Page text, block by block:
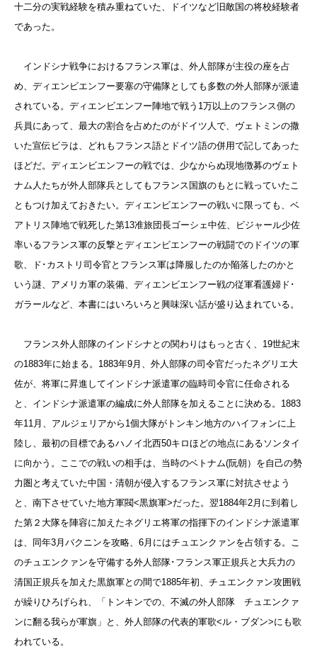
十二分の実戦経験を積み重ねていた、ドイツなど旧敵国の将校経験者
であった。
インドシナ戦争におけるフランス軍は、外人部隊が主役の座を占
め、ディエンビエンフー要塞の守備隊としても多数の外人部隊が派遣
されている。ディエンビエンフー陣地で戦う1万以上のフランス側の
兵員にあって、最大の割合を占めたのがドイツ人で、ヴェトミンの撒
いた宣伝ビラは、どれもフランス語とドイツ語の併用で記してあった
ほどだ。ディエンビエンフーの戦では、少なからぬ現地徴募のヴェト
ナム人たちが外人部隊兵としてもフランス国旗のもとに戦っていたこ
ともつけ加えておきたい。ディエンビエンフーの戦いに限っても、ベ
アトリス陣地で戦死した第13准旅団長ゴーシェ中佐、ビジャール少佐
率いるフランス軍の反撃とディエンビエンフーの戦闘でのドイツの軍
歌、ド･カストリ司令官とフランス軍は降服したのか陥落したのかと
いう謎、アメリカ軍の装備、ディエンビエンフー戦の従軍看護婦ド･
ガラールなど、本書にはいろいろと興味深い話が盛り込まれている。
フランス外人部隊のインドシナとの関わりはもっと古く、19世紀末
の1883年に始まる。1883年9月、外人部隊の司令官だったネグリエ大
佐が、将軍に昇進してインドシナ派遣軍の臨時司令官に任命される
と、インドシナ派遣軍の編成に外人部隊を加えることに決める。1883
年11月、アルジェリアから1個大隊がトンキン地方のハイフォンに上
陸し、最初の目標であるハノイ北西50キロほどの地点にあるソンタイ
に向かう。ここでの戦いの相手は、当時のベトナム(阮朝）を自己の勢
力圏と考えていた中国・清朝が侵入するフランス軍に対抗させよう
と、南下させていた地方軍閥<黒旗軍>だった。翌1884年2月に到着し
た第２大隊を陣容に加えたネグリエ将軍の指揮下のインドシナ派遣軍
は、同年3月バクニンを攻略、6月にはチュエンクァンを占領する。こ
のチュエンクァンを守備する外人部隊･フランス軍正規兵と大兵力の
清国正規兵を加えた黒旗軍との間で1885年初、チュエンクァン攻囲戦
が繰りひろげられ、「トンキンでの、不滅の外人部隊 チュエンクァ
ンに翻る我らが軍旗」と、外人部隊の代表的軍歌<ル・ブダン>にも歌
われている。